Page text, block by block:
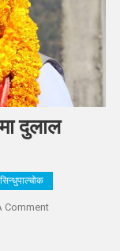
दुलाल
सिन्धुपाल्चोक
CommentOn